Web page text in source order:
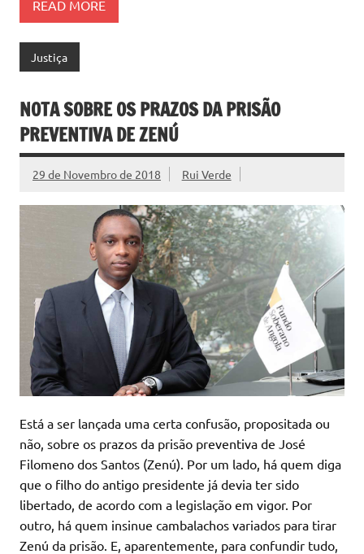
READ MORE
Justiça
NOTA SOBRE OS PRAZOS DA PRISÃO
PREVENTIVA DE ZENÚ
29 de Novembro de 2018 Rui Verde
Está a ser lançada uma certa confusão, propositada ou
não, sobre os prazos da prisão preventiva de José
Filomeno dos Santos (Zenú). Por um lado, há quem diga
que o filho do antigo presidente já devia ter sido
libertado, de acordo com a legislação em vigor. Por
outro, há quem insinue cambalachos variados para tirar
Zenú da prisão. E, aparentemente, para confundir tudo,